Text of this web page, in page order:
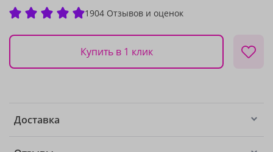
1904 Отзывов и оценок
Купить в 1 клик
Доставка